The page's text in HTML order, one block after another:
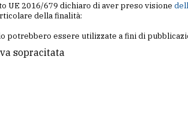
UE 2016/679 dichiaro di aver preso visione
della finalità:
potrebbero essere utilizzate a fini di
sopracitata